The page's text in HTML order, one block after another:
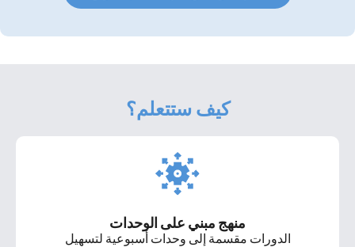
كيف ستتعلم؟
منهج مبني على الوحدات
الدورات مقسمة إلى وحدات أسبوعية لتسهيل